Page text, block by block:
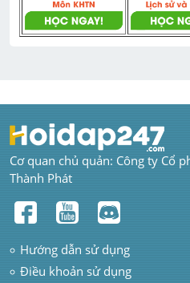
Cơ quan chủ quản: Công ty Cổ
Thành Phát
Hướng dẫn sử dụng
Điều khoản sử dụng